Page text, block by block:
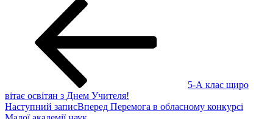
5-А клас щиро
вітає освітян з Днем Учителя!
Наступний записВперед Перемога в обласному конкурсі